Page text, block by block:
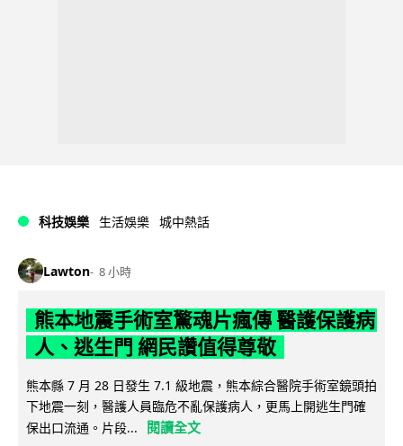
科技娛樂 生活娛樂 城中熱話
Lawton 8 小時
熊本地震手術室驚魂片瘋傳 醫護保護病
人、逃生門 網民讚值得尊敬
熊本縣 7 月 28 日發生 7.1 級地震，熊本綜合醫院手術室鏡頭拍
下地震一刻，醫護人員臨危不亂保護病人，更馬上開逃生門確
保出口流通。片段...
閱讀全文